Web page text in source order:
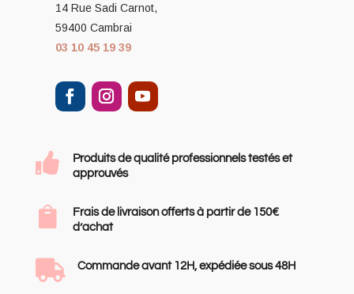
14 Rue Sadi Carnot,
59400 Cambrai
03 10 45 19 39

Produits de qualité professionnels testés et
approuvés

Frais de livraison offerts à partir de 150€
d’achat
 Commande avant 12H, expédiée sous 48H